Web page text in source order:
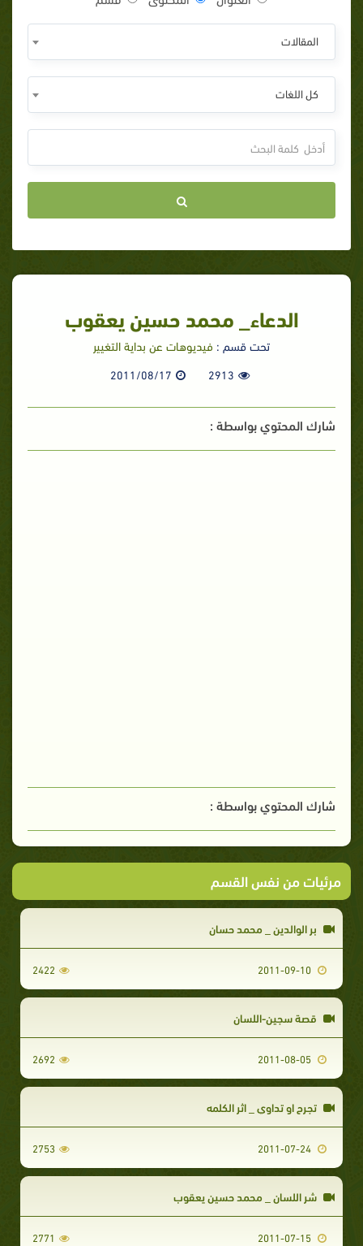
المقالات
كل اللغات
الدعاء_ محمد حسين يعقوب
تحت قسم : فيديوهات عن بداية التغيير
2913
2011/08/17
شارك المحتوي بواسطة :
شارك المحتوي بواسطة :
مرئيات من نفس القسم
بر الوالدين _ محمد حسان
2422
قصة سجين-اللسان
2692
تجرح او تداوي _ اثر الكلمه
2753
شر اللسان _ محمد حسين يعقوب
2771